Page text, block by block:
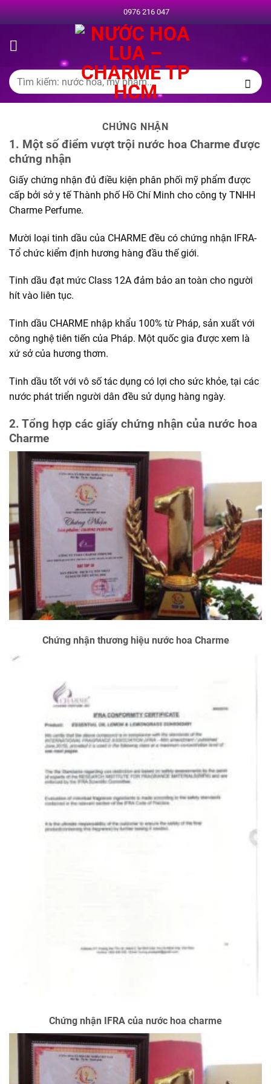
Chuyển
đến
dung
0976 216 047
Tìm
kiếm:
CHỨNG NHẬN
1. Một số điểm vượt trội nước hoa Charme được
chứng nhận
Giấy chứng nhận đủ điều kiện phân phối mỹ phẩm được
cấp bởi sở y tế Thành phố Hồ Chí Minh cho công ty TNHH
Charme Perfume.
Mười loại tinh dầu của CHARME đều có chứng nhận IFRA-
Tổ chức kiểm định hương hàng đầu thế giới.
Tinh dầu đạt mức Class 12A đảm bảo an toàn cho người
hít vào liên tục.
Tinh dầu CHARME nhập khẩu 100% từ Pháp, sản xuất với
công nghệ tiên tiến của Pháp. Một quốc gia được xem là
xứ sở của hương thơm.
Tinh dầu tốt với vô số tác dụng có lợi cho sức khỏe, tại các
nước phát triển người dân đều sử dụng hàng ngày.
2. Tổng hợp các giấy chứng nhận của nước hoa
Charme
Chứng nhận thương hiệu nước hoa Charme
Chứng nhận IFRA của nước hoa charme